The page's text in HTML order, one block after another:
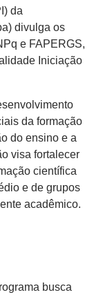
da
divulga os
e FAPERGS,
Iniciação
da formação
do ensino e a
visa fortalecer
científica
e de grupos
acadêmico.
busca